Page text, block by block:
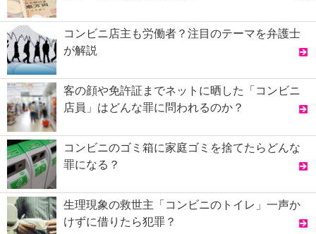
コンビニ店主も労働者？注目のテーマを弁護士
が解説
客の顔や免許証までネットに晒した「コンビニ
店員」はどんな罪に問われるのか？
コンビニのゴミ箱に家庭ゴミを捨てたらどんな
罪になる？
生理現象の救世主「コンビニのトイレ」一声か
けずに借りたら犯罪？